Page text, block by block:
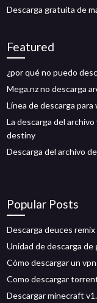
Descarga gratuita de
Featured
¿por qué no puedo
Mega.nz no descarga
Línea de descarga
La descarga del
destiny
Descarga del archivo
Popular Posts
Descarga deuces remix
Unidad de descarga de
Cómo descargar un
Como descargar
Descargar minecraft